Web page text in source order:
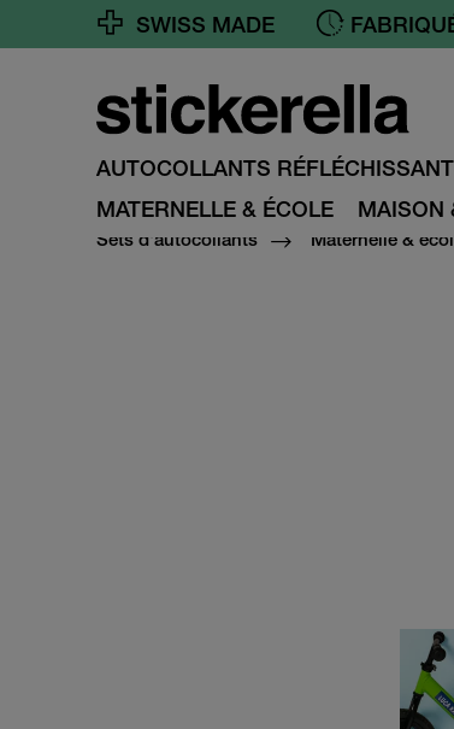
AUTOCOLLANTS
MATERNELLE & ÉCOLE
MAISON
SWISS MADE
Sets d'autocollants Maternelle &